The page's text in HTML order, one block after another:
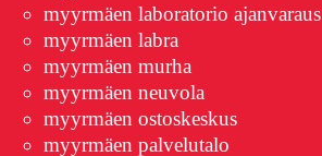
myyrmäen laboratorio ajanvaraus
myyrmäen labra
myyrmäen murha
myyrmäen neuvola
myyrmäen ostoskeskus
myyrmäen palvelutalo